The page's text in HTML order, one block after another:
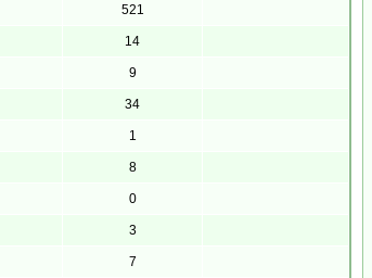
521
14
9
34
1
8
0
3
7